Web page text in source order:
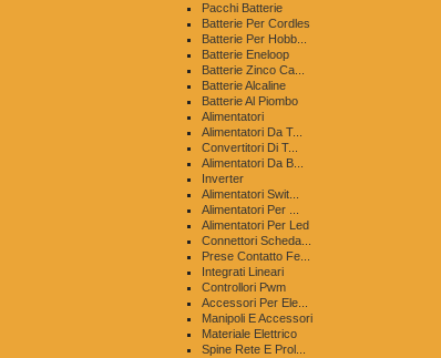
Pacchi Batterie
Batterie Per Cordles
Batterie Per Hobb...
Batterie Eneloop
Batterie Zinco Ca...
Batterie Alcaline
Batterie Al Piombo
Alimentatori
Alimentatori Da T...
Convertitori Di T...
Alimentatori Da B...
Inverter
Alimentatori Swit...
Alimentatori Per ...
Alimentatori Per Led
Connettori Scheda...
Prese Contatto Fe...
Integrati Lineari
Controllori Pwm
Accessori Per Ele...
Manipoli E Accessori
Materiale Elettrico
Spine Rete E Prol...